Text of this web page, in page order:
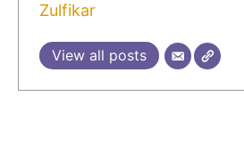
Zulfikar
View all posts